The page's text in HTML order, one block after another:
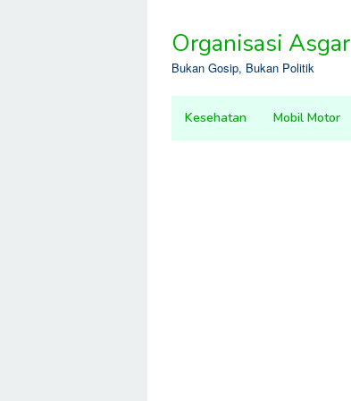
contentOrganisasi Asgar
Bukan Gosip, Bukan Politik
Kesehatan Mobil Motor